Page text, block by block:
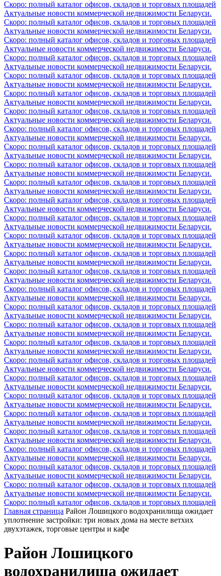
Скоро: полный каталог офисов, складов и торговых площадей
Актуальные новости коммерческой недвижимости Беларуси.
Скоро: полный каталог офисов, складов и торговых площадей
Актуальные новости коммерческой недвижимости Беларуси.
Скоро: полный каталог офисов, складов и торговых площадей
Актуальные новости коммерческой недвижимости Беларуси.
Скоро: полный каталог офисов, складов и торговых площадей
Актуальные новости коммерческой недвижимости Беларуси.
Скоро: полный каталог офисов, складов и торговых площадей
Актуальные новости коммерческой недвижимости Беларуси.
Скоро: полный каталог офисов, складов и торговых площадей
Актуальные новости коммерческой недвижимости Беларуси.
Скоро: полный каталог офисов, складов и торговых площадей
Актуальные новости коммерческой недвижимости Беларуси.
Скоро: полный каталог офисов, складов и торговых площадей
Актуальные новости коммерческой недвижимости Беларуси.
Скоро: полный каталог офисов, складов и торговых площадей
Актуальные новости коммерческой недвижимости Беларуси.
Скоро: полный каталог офисов, складов и торговых площадей
Актуальные новости коммерческой недвижимости Беларуси.
Скоро: полный каталог офисов, складов и торговых площадей
Актуальные новости коммерческой недвижимости Беларуси.
Скоро: полный каталог офисов, складов и торговых площадей
Актуальные новости коммерческой недвижимости Беларуси.
Скоро: полный каталог офисов, складов и торговых площадей
Актуальные новости коммерческой недвижимости Беларуси.
Скоро: полный каталог офисов, складов и торговых площадей
Актуальные новости коммерческой недвижимости Беларуси.
Скоро: полный каталог офисов, складов и торговых площадей
Актуальные новости коммерческой недвижимости Беларуси.
Скоро: полный каталог офисов, складов и торговых площадей
Актуальные новости коммерческой недвижимости Беларуси.
Скоро: полный каталог офисов, складов и торговых площадей
Актуальные новости коммерческой недвижимости Беларуси.
Скоро: полный каталог офисов, складов и торговых площадей
Актуальные новости коммерческой недвижимости Беларуси.
Скоро: полный каталог офисов, складов и торговых площадей
Актуальные новости коммерческой недвижимости Беларуси.
Скоро: полный каталог офисов, складов и торговых площадей
Актуальные новости коммерческой недвижимости Беларуси.
Скоро: полный каталог офисов, складов и торговых площадей
Актуальные новости коммерческой недвижимости Беларуси.
Скоро: полный каталог офисов, складов и торговых площадей
Актуальные новости коммерческой недвижимости Беларуси.
Скоро: полный каталог офисов, складов и торговых площадей
Актуальные новости коммерческой недвижимости Беларуси.
Скоро: полный каталог офисов, складов и торговых площадей
Актуальные новости коммерческой недвижимости Беларуси.
Скоро: полный каталог офисов, складов и торговых площадей
Актуальные новости коммерческой недвижимости Беларуси.
Скоро: полный каталог офисов, складов и торговых площадей
Актуальные новости коммерческой недвижимости Беларуси.
Скоро: полный каталог офисов, складов и торговых площадей
Актуальные новости коммерческой недвижимости Беларуси.
Скоро: полный каталог офисов, складов и торговых площадей
Актуальные новости коммерческой недвижимости Беларуси.
Скоро: полный каталог офисов, складов и торговых площадей
Главная страница Район Лошицкого водохранилища ожидает
уплотнение застройки: три новых дома на месте ветхих
двухэтажек, торговые центры и кафе
Район Лошицкого
водохранилища ожидает